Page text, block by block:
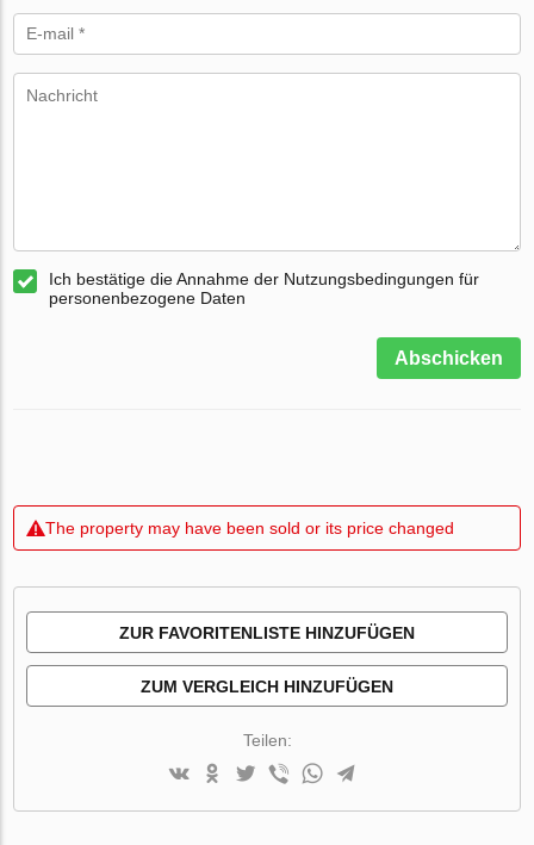
Ich bestätige die Annahme der Nutzungsbedingungen für
personenbezogene Daten
Abschicken
The property may have been sold or its price changed
ZUR FAVORITENLISTE HINZUFÜGEN
ZUM VERGLEICH HINZUFÜGEN
Teilen: